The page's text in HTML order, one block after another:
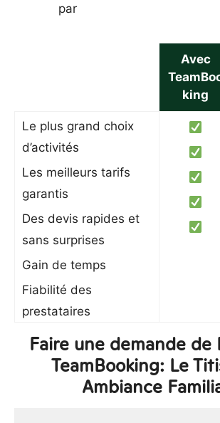
par
Avec
king
Le plus grand choix
d’activités
Les meilleurs tarifs
garantis
Des devis rapides et
sans surprises
Gain de temps
Fiabilité des
prestataires
Faire une demande de
TeamBooking: Le
Ambiance